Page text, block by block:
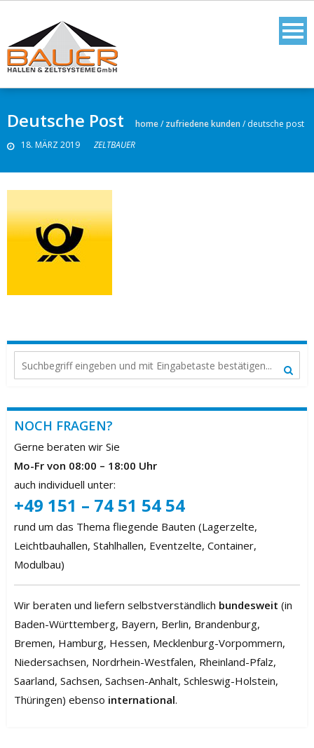
Deutsche Post
18. MÄRZ 2019 ZELTBAUER
home/zufriedene kunden/deutsche post
NOCH FRAGEN?
Gerne beraten wir Sie
Mo-Fr von 08:00 – 18:00 Uhr
auch individuell unter:
+49 151 – 74 51 54 54
rund um das Thema fliegende Bauten (Lagerzelte,
Leichtbauhallen, Stahlhallen, Eventzelte, Container,
Modulbau)
Wir beraten und liefern selbstverständlich bundesweit (in
Baden-Württemberg, Bayern, Berlin, Brandenburg,
Bremen, Hamburg, Hessen, Mecklenburg-Vorpommern,
Niedersachsen, Nordrhein-Westfalen, Rheinland-Pfalz,
Saarland, Sachsen, Sachsen-Anhalt, Schleswig-Holstein,
Thüringen) ebenso international.